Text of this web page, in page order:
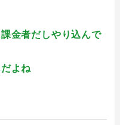
金者だしやり込んで
よね